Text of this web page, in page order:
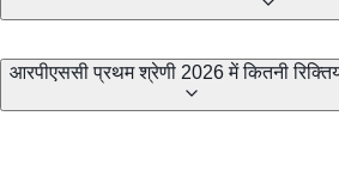
आरपीएससी प्रथम श्रेणी 2026 में कितनी